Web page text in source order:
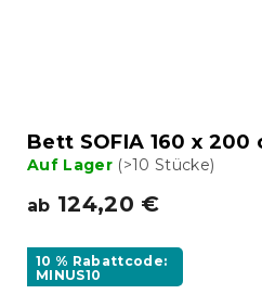
Bett SOFIA 160 x
Auf Lager (>10 Stücke)
ab 124,20 €
10 % Rabattcode:
MINUS10